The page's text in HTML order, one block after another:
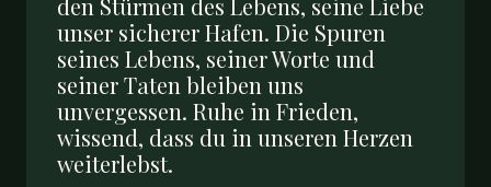
den Stürmen des Lebens, seine Liebe
unser sicherer Hafen. Die Spuren
seines Lebens, seiner Worte und
seiner Taten bleiben uns
unvergessen. Ruhe in Frieden,
wissend, dass du in unseren Herzen
weiterlebst.